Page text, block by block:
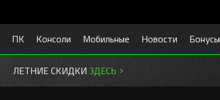
ПК Консоли Мобильные Новости Бонусы
ЛЕТНИЕ СКИДКИ ЗДЕСЬ >